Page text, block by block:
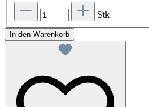
Stk
In den Warenkorb